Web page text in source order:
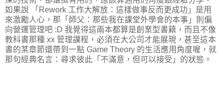
如果說 「Rework 工作大解放：這樣做事反而更成功」是用
來激勵人心，那「師父：那些我在課堂外學會的本事」則偏
向營運管理吧 :D 我覺得這兩本都算是創業型書籍，而且不像
教科書那種 xx 管理課程，必須在大公司才能展現，甚至這本
書的某章節還帶到一點 Game Theory 的生活應用角度喔，就
那句經典名言：尋求彼此「不滿意，但可以接受」的狀態。